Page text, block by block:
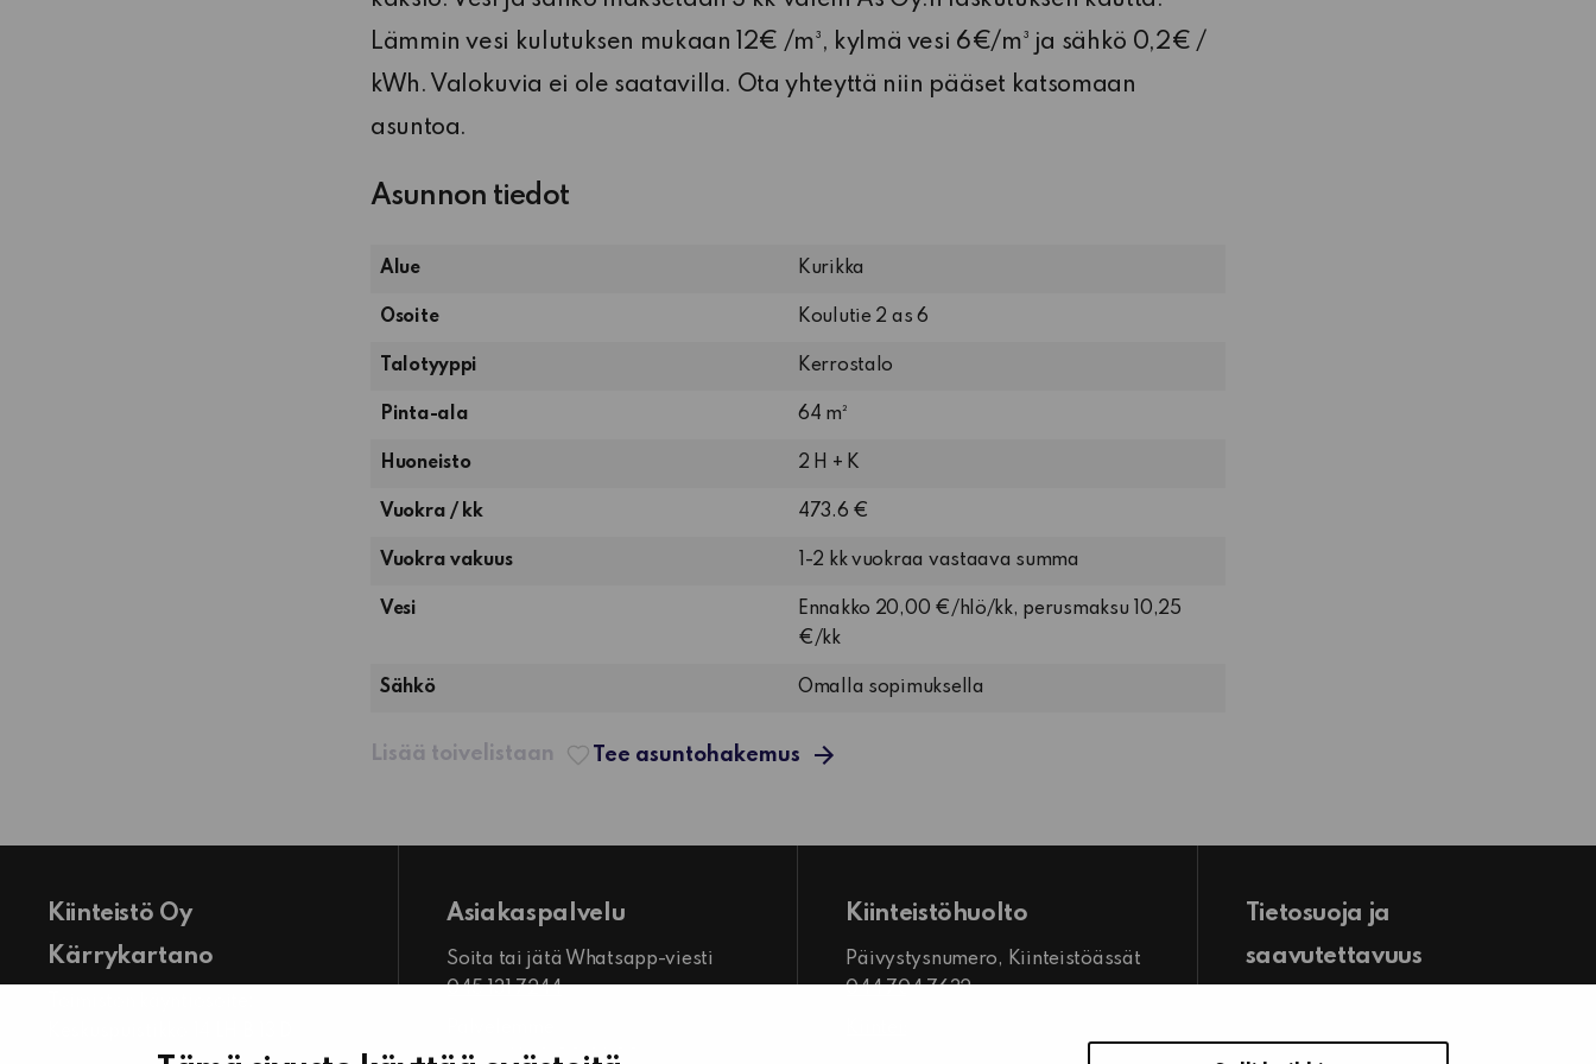
Lämmin vesi kulutuksen mukaan 12€ /m³, kylmä vesi 6€/m³ ja sähkö 0,2€ /
kWh. Valokuvia ei ole saatavilla. Ota yhteyttä niin pääset katsomaan
asuntoa.
Asunnon tiedot
Alue Kurikka
Osoite Koulutie 2 as 6
Talotyyppi Kerrostalo
Pinta-ala 64 m²
Huoneisto 2 H + K
2
ja
keittiö
Vuokra / kk 473.6 €
Vuokra vakuus 1-2 kk vuokraa vastaava summa
Vesi
Ennakko 20,00 €/hlö/kk, perusmaksu 10,25
€/kk
Sähkö Omalla sopimuksella
Lisää toivelistaan Tee asuntohakemus
Kiinteistö Oy
Kärrykartano
Asiakaspalvelu
Soita tai jätä Whatsapp-viesti
045 131 7244
ma-pe klo 8.00–16.00
Kiinteistöhuolto
Päivystysnumero, Kiinteistöässät
044 704 7632
Tietosuoja ja
saavutettavuus
Tietosuoja